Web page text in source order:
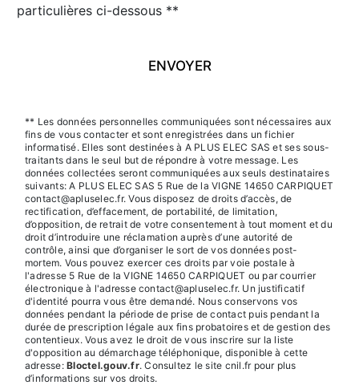
particulières ci-dessous **
ENVOYER
** Les données personnelles communiquées sont nécessaires aux
fins de vous contacter et sont enregistrées dans un fichier
informatisé. Elles sont destinées à A PLUS ELEC SAS et ses sous-
traitants dans le seul but de répondre à votre message. Les
données collectées seront communiquées aux seuls destinataires
suivants: A PLUS ELEC SAS 5 Rue de la VIGNE 14650 CARPIQUET
contact@apluselec.fr. Vous disposez de droits d’accès, de
rectification, d’effacement, de portabilité, de limitation,
d’opposition, de retrait de votre consentement à tout moment et du
droit d’introduire une réclamation auprès d’une autorité de
contrôle, ainsi que d’organiser le sort de vos données post-
mortem. Vous pouvez exercer ces droits par voie postale à
l'adresse 5 Rue de la VIGNE 14650 CARPIQUET ou par courrier
électronique à l'adresse contact@apluselec.fr. Un justificatif
d'identité pourra vous être demandé. Nous conservons vos
données pendant la période de prise de contact puis pendant la
durée de prescription légale aux fins probatoires et de gestion des
contentieux. Vous avez le droit de vous inscrire sur la liste
d'opposition au démarchage téléphonique, disponible à cette
adresse:Bloctel.gouv.fr. Consultez le site cnil.fr pour plus
d’informations sur vos droits.